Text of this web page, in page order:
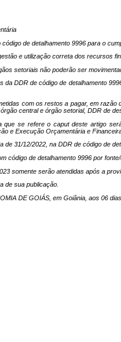
de detalhamento 9996 para o
e utilização correta dos recursos
setoriais não poderão ser
da DDR de código de detalhamento
com os restos a pagar, em
central e órgão setorial, DDR de
se refere o caput deste artigo
e Execução Orçamentária e
de 31/12/2022, na DDR de código de
código de detalhamento 9996 por
somente serão atendidas após a
de sua publicação.
DE GOIÁS, em Goiânia, aos 06